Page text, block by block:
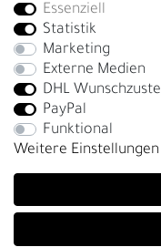
Bei Fragen wenden Sie
+4917663727338
Montag - Freitag, 09:00 -
Gürtelmanufaktur
Essenziell
Statistik
Marketing
Externe Medien
DHL
PayPal
Funktional
Weitere Einstellungen